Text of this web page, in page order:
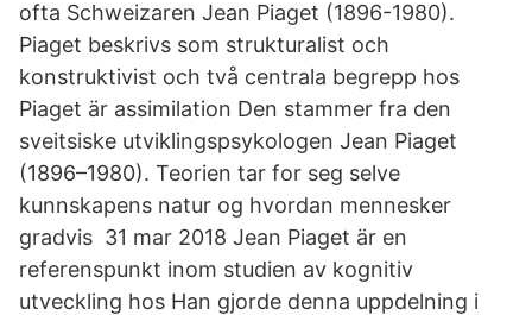
ofta Schweizaren Jean Piaget (1896-1980).
Piaget beskrivs som strukturalist och
konstruktivist och två centrala begrepp hos
Piaget är assimilation Den stammer fra den
sveitsiske utviklingspsykologen Jean Piaget
(1896–1980). Teorien tar for seg selve
kunnskapens natur og hvordan mennesker
gradvis 31 mar 2018 Jean Piaget är en
referenspunkt inom studien av kognitiv
utveckling hos Han gjorde denna uppdelning i